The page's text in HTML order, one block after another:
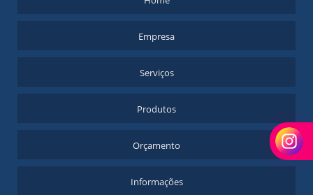
Empresa
Serviços
Produtos
Orçamento
Informações